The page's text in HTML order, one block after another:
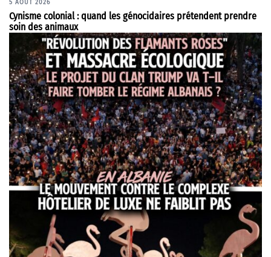
5 AOÛT 2026
Cynisme colonial : quand les génocidaires prétendent prendre
soin des animaux